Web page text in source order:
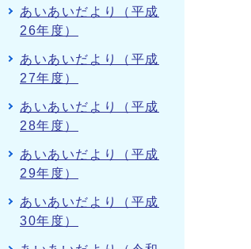
あいあいだより（平成
26年度）
あいあいだより（平成
27年度）
あいあいだより（平成
28年度）
あいあいだより（平成
29年度）
あいあいだより（平成
30年度）